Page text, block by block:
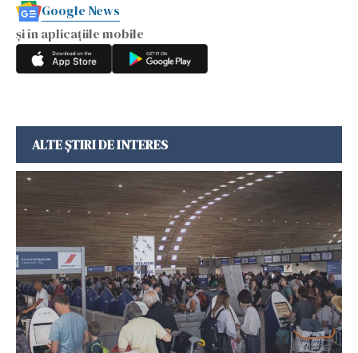
Google News
și în aplicațiile mobile
ALTE ȘTIRI DE INTERES